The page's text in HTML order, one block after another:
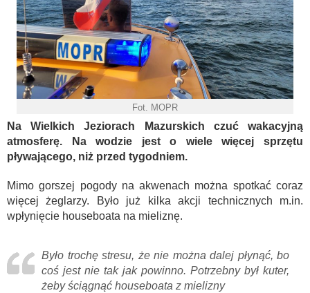
Fot. MOPR
Na Wielkich Jeziorach Mazurskich czuć wakacyjną
atmosferę. Na wodzie jest o wiele więcej sprzętu
pływającego, niż przed tygodniem.
Mimo gorszej pogody na akwenach można spotkać coraz
więcej żeglarzy. Było już kilka akcji technicznych m.in.
wpłynięcie houseboata na mieliznę.
Było trochę stresu, że nie można dalej płynąć, bo
coś jest nie tak jak powinno. Potrzebny był kuter,
żeby ściągnąć houseboata z mielizny